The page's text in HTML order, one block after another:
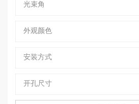
光束角
外观颜色
安装方式
开孔尺寸